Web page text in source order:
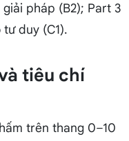
pháp (B2); Part 3
duy (C1).
tiêu chí
trên thang 0–10